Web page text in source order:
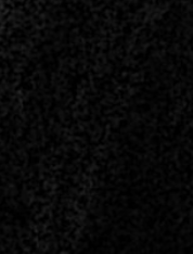
INSCRIÇÃO
FILIAIS